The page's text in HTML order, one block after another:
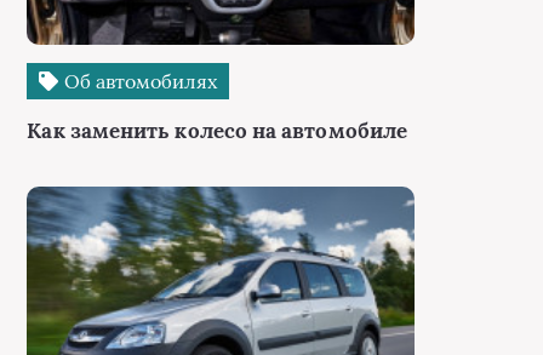
Об автомобилях
Как заменить колесо на автомобиле